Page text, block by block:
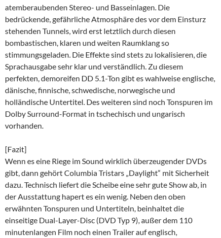
atemberaubenden Stereo- und Basseinlagen. Die
bedrückende, gefährliche Atmosphäre des vor dem Einsturz
stehenden Tunnels, wird erst letztlich durch diesen
bombastischen, klaren und weiten Raumklang so
stimmungsgeladen. Die Effekte sind stets zu lokalisieren, die
Sprachausgabe sehr klar und verständlich. Zu diesem
perfekten, demoreifen DD 5.1-Ton gibt es wahlweise englische,
dänische, finnische, schwedische, norwegische und
holländische Untertitel. Des weiteren sind noch Tonspuren im
Dolby Surround-Format in tschechisch und ungarisch
vorhanden.
[Fazit]
Wenn es eine Riege im Sound wirklich überzeugender DVDs
gibt, dann gehört Columbia Tristars „Daylight“ mit Sicherheit
dazu. Technisch liefert die Scheibe eine sehr gute Show ab, in
der Ausstattung hapert es ein wenig. Neben den oben
erwähnten Tonspuren und Untertiteln, beinhaltet die
einseitige Dual-Layer-Disc (DVD Typ 9), außer dem 110
minutenlangen Film noch einen Trailer auf englisch,